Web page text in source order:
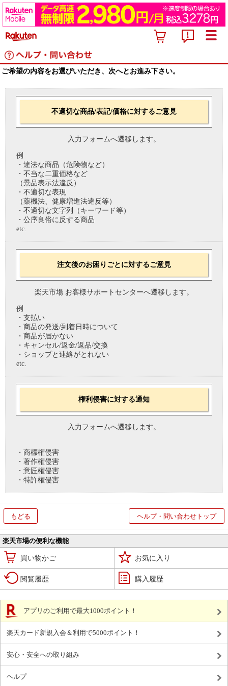
ご希望の内容をお選びいただき、次へとお進み下さい。
不適切な商品/表記/価格に対するご意見
入力フォームへ遷移します。
例
・違法な商品（危険物など）
・不当な二重価格など
（景品表示法違反）
・不適切な表現
（薬機法、健康増進法違反等）
・不適切な文字列（キーワード等）
・公序良俗に反する商品
etc.
注文後のお困りごとに対するご意見
楽天市場 お客様サポートセンターへ遷移します。
例
・支払い
・商品の発送/到着日時について
・商品が届かない
・キャンセル/返金/返品/交換
・ショップと連絡がとれない
etc.
権利侵害に対する通知
入力フォームへ遷移します。
・商標権侵害
・著作権侵害
・意匠権侵害
・特許権侵害
もどる ヘルプ・問い合わせトップ
楽天市場の便利な機能
買い物かご お気に入り
閲覧履歴 購入履歴
アプリのご利用で最大1000ポイント！
楽天カード新規入会＆利用で5000ポイント！
安心・安全への取り組み
ヘルプ